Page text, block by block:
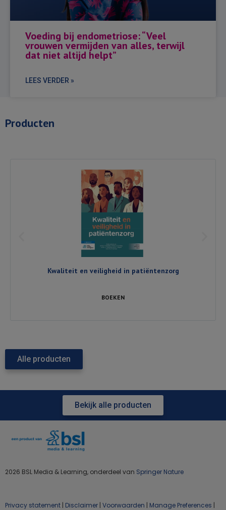
Voeding bij endometriose: “Veel
vrouwen vermijden van alles, terwijl
dat niet altijd helpt”
LEES VERDER »
Producten
Kwaliteit en veiligheid in patiëntenzorg
BOEKEN
Alle producten
Bekijk alle producten
2026 BSL Media & Learning, onderdeel van Springer Nature
Privacy statement | Disclaimer | Voorwaarden | Manage Preferences |